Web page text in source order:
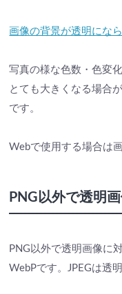
画像の背景が透明にな
写真の様な色数・色変
とても大きくなる場合
です。
Webで使用する場合は
PNG以外で透明
PNG以外で透明画像に
WebPです。JPEGは透